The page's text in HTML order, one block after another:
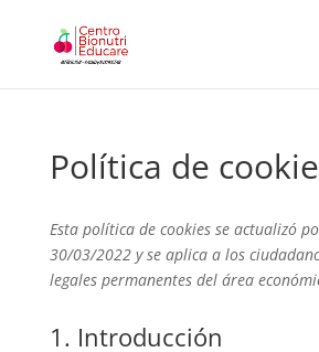
Política de
Esta política de cookies se actualizó
30/03/2022 y se aplica a los
legales permanentes del área
1. Introducción